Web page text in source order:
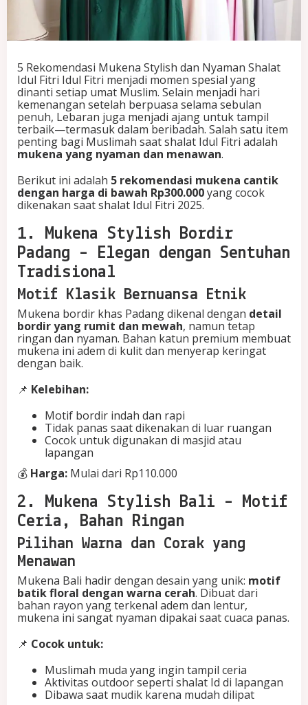
a
n
N
y
a
m
a
n
h
a
l
t
I
d
u
F
t
r
i
5 Rekomendasi Mukena Stylish dan Nyaman Shalat
Idul Fitri Idul Fitri menjadi momen spesial yang
dinanti setiap umat Muslim. Selain menjadi hari
kemenangan setelah berpuasa selama sebulan
penuh, Lebaran juga menjadi ajang untuk tampil
terbaik—termasuk dalam beribadah. Salah satu item
penting bagi Muslimah saat shalat Idul Fitri adalah
mukena yang nyaman dan menawan.
Berikut ini adalah 5 rekomendasi mukena cantik
dengan harga di bawah Rp300.000yang cocok
dikenakan saat shalat Idul Fitri 2025.
1. Mukena Stylish Bordir
Padang – Elegan dengan Sentuhan
Tradisional
Motif Klasik Bernuansa Etnik
Mukena bordir khas Padang dikenal dengan detail
bordir yang rumit dan mewah, namun tetap
ringan dan nyaman. Bahan katun premium membuat
mukena ini adem di kulit dan menyerap keringat
dengan baik.
📌 Kelebihan:
Motif bordir indah dan rapi
Tidak panas saat dikenakan di luar ruangan
Cocok untuk digunakan di masjid atau
lapangan
💰 Harga: Mulai dari Rp110.000
2. Mukena Stylish Bali – Motif
Ceria, Bahan Ringan
Pilihan Warna dan Corak yang
Menawan
Mukena Bali hadir dengan desain yang unik: motif
batik floral dengan warna cerah. Dibuat dari
bahan rayon yang terkenal adem dan lentur,
mukena ini sangat nyaman dipakai saat cuaca panas.
📌 Cocok untuk:
Muslimah muda yang ingin tampil ceria
Aktivitas outdoor seperti shalat Id di lapangan
Dibawa saat mudik karena mudah dilipat